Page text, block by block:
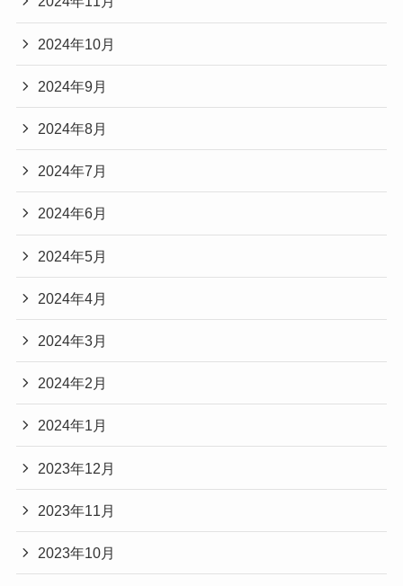
2024年10月
2024年9月
2024年8月
2024年7月
2024年6月
2024年5月
2024年4月
2024年3月
2024年2月
2024年1月
2023年12月
2023年11月
2023年10月